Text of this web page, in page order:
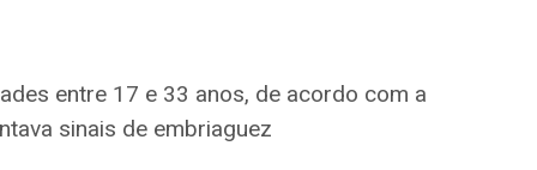
entre 17 e 33 anos, de acordo com a
sinais de embriaguez